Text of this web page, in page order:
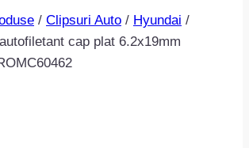
/ Clipsuri Auto / Hyundai /
cap plat 6.2x19mm